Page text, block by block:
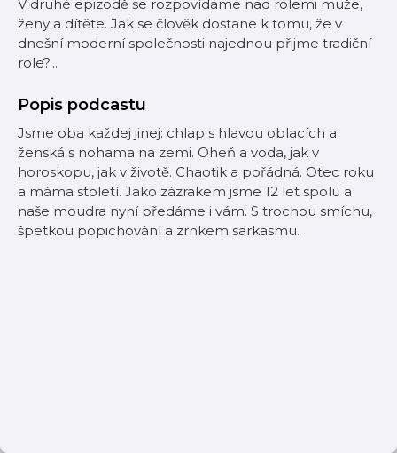
V druhé epizodě se rozpovídáme nad rolemi muže,
ženy a dítěte. Jak se člověk dostane k tomu, že v
dnešní moderní společnosti najednou přijme tradiční
role?...
Popis podcastu
Jsme oba každej jinej: chlap s hlavou oblacích a
ženská s nohama na zemi. Oheň a voda, jak v
horoskopu, jak v životě. Chaotik a pořádná. Otec roku
a máma století. Jako zázrakem jsme 12 let spolu a
naše moudra nyní předáme i vám. S trochou smíchu,
špetkou popichování a zrnkem sarkasmu.